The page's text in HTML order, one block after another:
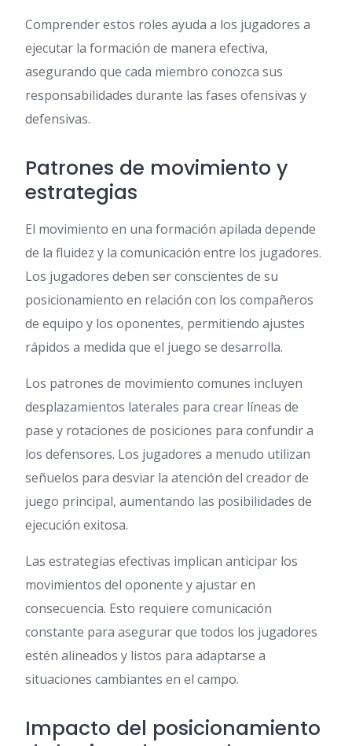
Comprender estos roles ayuda a los jugadores a
ejecutar la formación de manera efectiva,
asegurando que cada miembro conozca sus
responsabilidades durante las fases ofensivas y
defensivas.
Patrones de movimiento y
estrategias
El movimiento en una formación apilada depende
de la fluidez y la comunicación entre los jugadores.
Los jugadores deben ser conscientes de su
posicionamiento en relación con los compañeros
de equipo y los oponentes, permitiendo ajustes
rápidos a medida que el juego se desarrolla.
Los patrones de movimiento comunes incluyen
desplazamientos laterales para crear líneas de
pase y rotaciones de posiciones para confundir a
los defensores. Los jugadores a menudo utilizan
señuelos para desviar la atención del creador de
juego principal, aumentando las posibilidades de
ejecución exitosa.
Las estrategias efectivas implican anticipar los
movimientos del oponente y ajustar en
consecuencia. Esto requiere comunicación
constante para asegurar que todos los jugadores
estén alineados y listos para adaptarse a
situaciones cambiantes en el campo.
Impacto del posicionamiento